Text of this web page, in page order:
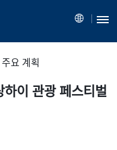
주요 계획
이 관광 페스티벌